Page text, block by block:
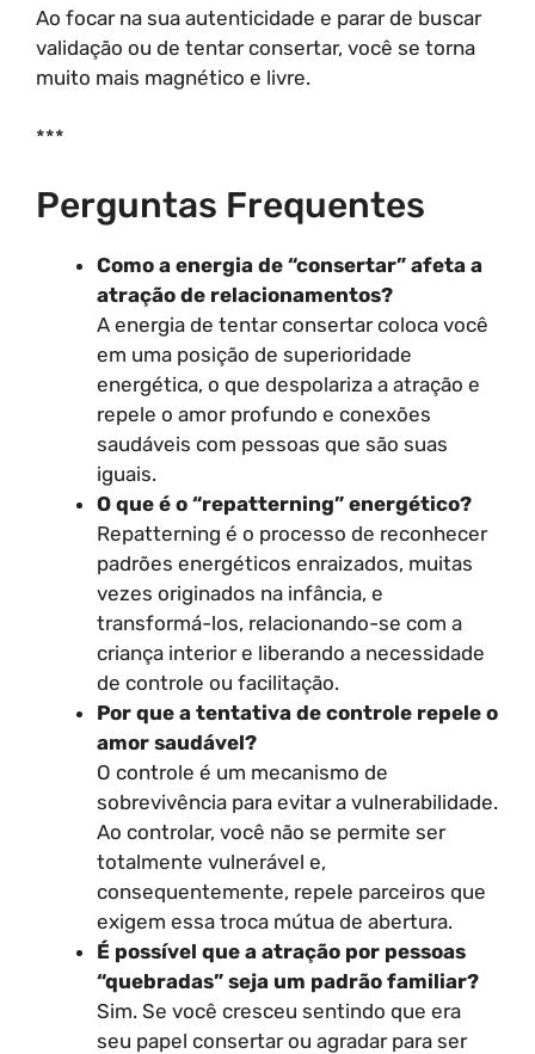
Ao focar na sua autenticidade e parar de buscar
validação ou de tentar consertar, você se torna
muito mais magnético e livre.
***
Perguntas Frequentes
Como a energia de “consertar” afeta a
atração de relacionamentos?
A energia de tentar consertar coloca você
em uma posição de superioridade
energética, o que despolariza a atração e
repele o amor profundo e conexões
saudáveis com pessoas que são suas
iguais.
O que é o “repatterning” energético?
Repatterning é o processo de reconhecer
padrões energéticos enraizados, muitas
vezes originados na infância, e
transformá-los, relacionando-se com a
criança interior e liberando a necessidade
de controle ou facilitação.
Por que a tentativa de controle repele o
amor saudável?
O controle é um mecanismo de
sobrevivência para evitar a vulnerabilidade.
Ao controlar, você não se permite ser
totalmente vulnerável e,
consequentemente, repele parceiros que
exigem essa troca mútua de abertura.
É possível que a atração por pessoas
“quebradas” seja um padrão familiar?
Sim. Se você cresceu sentindo que era
seu papel consertar ou agradar para ser